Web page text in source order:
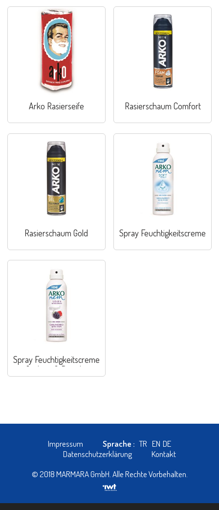
Arko Rasierseife Rasierschaum Comfort
Rasierschaum Gold Spray Feuchtigkeitscreme
Spray Feuchtigkeitscreme
mit Joghurt & Brombeere
Impressum Sprache : TR EN DE
Datenschutzerklärung
Kontakt
© 2018 MARMARA GmbH. Alle Rechte Vorbehalten.